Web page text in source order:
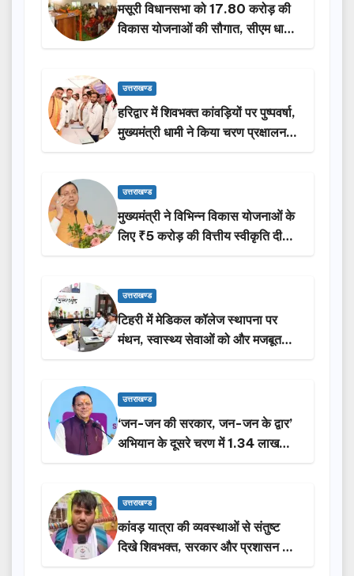
मसूरी विधानसभा को 17.80 करोड़ की
विकास योजनाओं की सौगात, सीएम धामी
ने किया लोकार्पण-शिलान्यास.
उत्तराखण्ड
हरिद्वार में शिवभक्त कांवड़ियों पर पुष्पवर्षा,
मुख्यमंत्री धामी ने किया चरण प्रक्षालन…
उत्तराखण्ड
मुख्यमंत्री ने विभिन्न विकास योजनाओं के
लिए ₹5 करोड़ की वित्तीय स्वीकृति दी…
उत्तराखण्ड
टिहरी में मेडिकल कॉलेज स्थापना पर
मंथन, स्वास्थ्य सेवाओं को और मजबूत
करेगी सरकार: मुख्यमंत्री धामी…
उत्तराखण्ड
‘जन-जन की सरकार, जन-जन के द्वार’
अभियान के दूसरे चरण में 1.34 लाख
लोगों की भागीदारी…
उत्तराखण्ड
कांवड़ यात्रा की व्यवस्थाओं से संतुष्ट
दिखे शिवभक्त, सरकार और प्रशासन की
सराहना…